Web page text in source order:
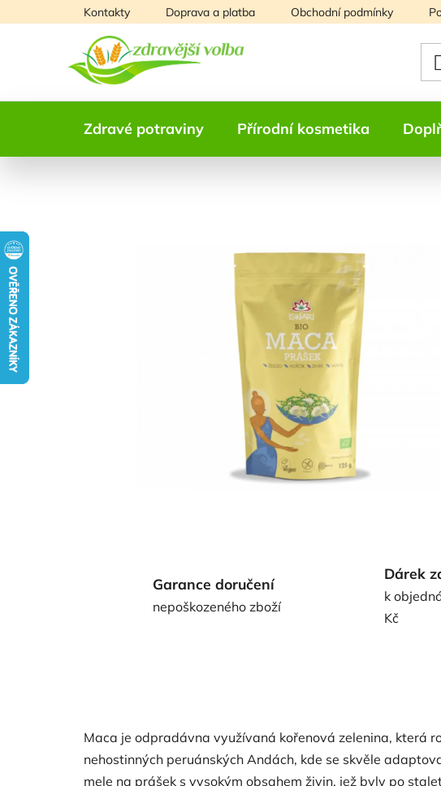
na
Kontakty Doprava a platba Obchodní podmínky
Zdravé potraviny Přírodní kosmetika
Garance doručení
nepoškozeného zboží
Dárek
k
Kč
Maca je odpradávna využívaná kořenová zelenina, která
nehostinných peruánských Andách, kde se skvěle
mele na prášek s vysokým obsahem živin, jež byly po